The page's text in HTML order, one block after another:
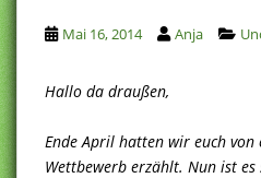
Mai 16, 2014 Anja
Hallo da draußen,
Ende April hatten wir euch von
Wettbewerb erzählt. Nun ist